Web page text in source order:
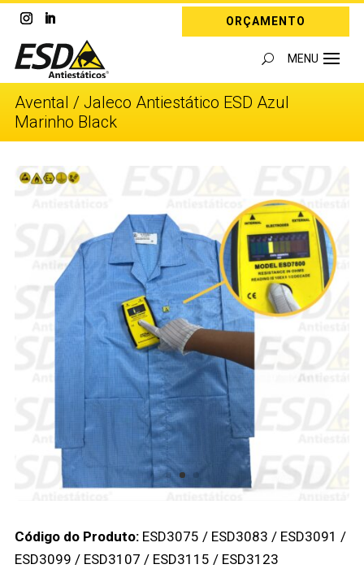
ORÇAMENTO
Avental / Jaleco Antiestático ESD Azul
Marinho Black
Código do Produto: ESD3075 / ESD3083 / ESD3091 /
ESD3099 / ESD3107 / ESD3115 / ESD3123